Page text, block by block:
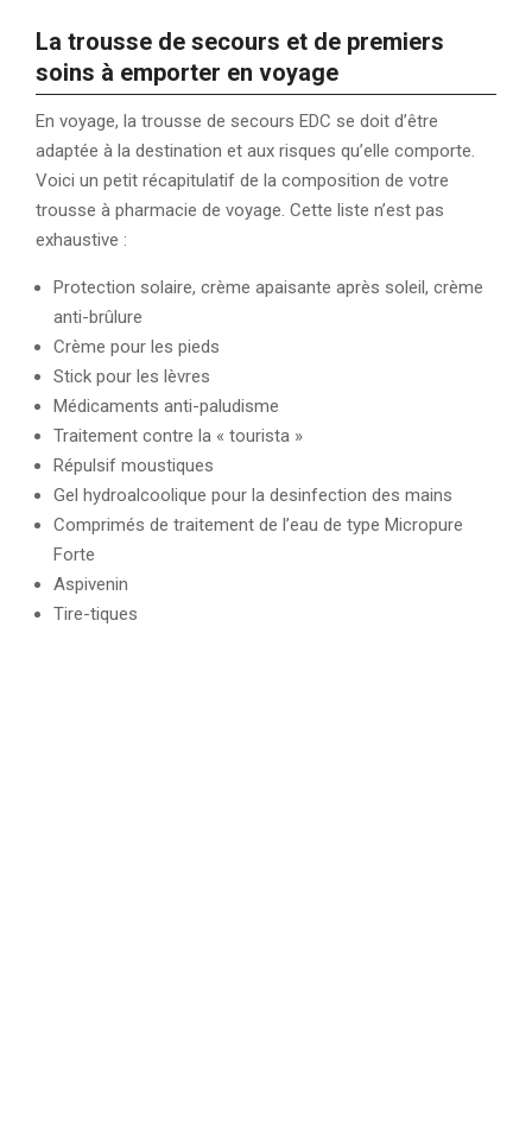
La trousse de secours et de premiers
soins à emporter en voyage
En voyage, la trousse de secours EDC se doit d’être
adaptée à la destination et aux risques qu’elle comporte.
Voici un petit récapitulatif de la composition de votre
trousse à pharmacie de voyage. Cette liste n’est pas
exhaustive :
Protection solaire, crème apaisante après soleil, crème
anti-brûlure
Crème pour les pieds
Stick pour les lèvres
Médicaments anti-paludisme
Traitement contre la « tourista »
Répulsif moustiques
Gel hydroalcoolique pour la desinfection des mains
Comprimés de traitement de l’eau de type Micropure
Forte
Aspivenin
Tire-tiques